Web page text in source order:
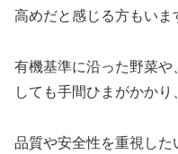
高めだと感じる方もいま
有機基準に沿った野菜や
しても手間ひまがかかり
品質や安全性を重視した